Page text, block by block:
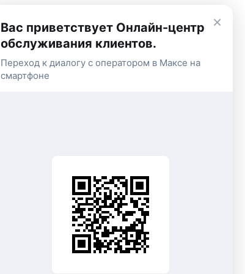
×
Вас приветствует Онлайн-центр
обслуживания клиентов.
Переход к диалогу с оператором в Максе на
смартфоне